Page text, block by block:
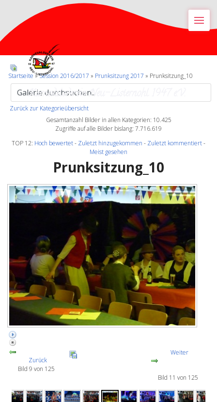
Karnevalsverein Neu-Listernohl 1947 e.V.
Startseite»Session 2016/2017 » Prunksitzung 2017 » Prunksitzung_10
Zurück zur Kategorieübersicht
Gesamtanzahl Bilder in allen Kategorien: 10.425
Zugriffe auf alle Bilder bislang: 7.716.619
TOP 12: Hoch bewertet- Zuletzt hinzugekommen - Zuletzt kommentiert-
Meist gesehen
Prunksitzung_10
Zurück
Bild 9 von 125
Weiter
Bild 11 von 125